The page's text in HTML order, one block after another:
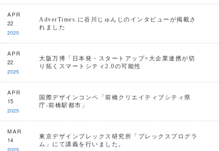
APR
22
2025
AdverTimes.に谷川じゅんじのインタビューが掲載さ
れました
APR
22
2025
大阪万博「日本発・スタートアップ×大企業連携が切
り拓くスマートシティ2.0の可能性
APR
15
2025
国際デザインコンペ「前橋クリエイティブシティ県
庁-前橋駅都市」
MAR
14
2025
東京デザインプレックス研究所「プレックスプログラ
ム」にて講義を行いました。